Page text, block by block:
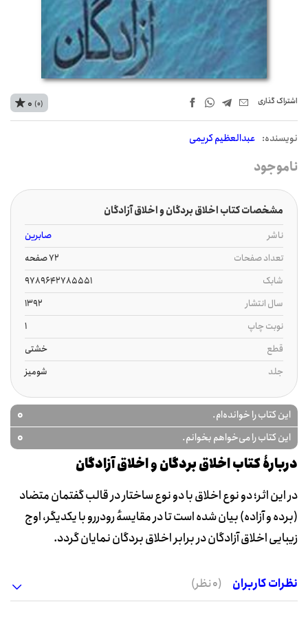
اشتراک‌ گذاری
نويسنده: عبدالعظیم کریمی
0 (0)
ناموجود
مشخصات کتاب اخلاق بردگان و اخلاق آزادگان
ناشر
صابرین
تعداد صفحات
72 صفحه
شابک
9789642785551
سال انتشار
1392
نوبت چاپ
1
قطع
خشتی
جلد
شومیز
این کتاب را خوانده‌ام. 0
این کتاب را می‌خواهم بخوانم. 0
دربارۀ کتاب اخلاق بردگان و اخلاق آزادگان
در این اثر؛ دو نوع اخلاق با دو نوع ساختار در قالب گفتمان متضاد
(برده و آزاده) بیان شده است تا در مقایسهٔ رودررو با یکدیگر، اوج
زیبایی اخلاق آزادگان در برابر اخلاق بردگان نمایان گردد.
نظرات کاربران (0 نظر)